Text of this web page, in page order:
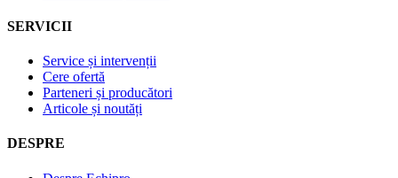
SERVICII
Service și intervenții
Cere ofertă
Parteneri și producători
Articole și noutăți
DESPRE